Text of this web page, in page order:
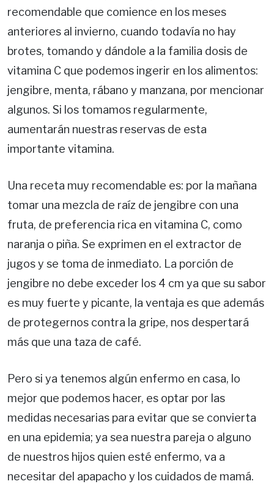
recomendable que comience en los meses
anteriores al invierno, cuando todavía no hay
brotes, tomando y dándole a la familia dosis de
vitamina C que podemos ingerir en los alimentos:
jengibre, menta, rábano y manzana, por mencionar
algunos. Si los tomamos regularmente,
aumentarán nuestras reservas de esta
importante vitamina.
Una receta muy recomendable es: por la mañana
tomar una mezcla de raíz de jengibre con una
fruta, de preferencia rica en vitamina C, como
naranja o piña. Se exprimen en el extractor de
jugos y se toma de inmediato. La porción de
jengibre no debe exceder los 4 cm ya que su sabor
es muy fuerte y picante, la ventaja es que además
de protegernos contra la gripe, nos despertará
más que una taza de café.
Pero si ya tenemos algún enfermo en casa, lo
mejor que podemos hacer, es optar por las
medidas necesarias para evitar que se convierta
en una epidemia; ya sea nuestra pareja o alguno
de nuestros hijos quien esté enfermo, va a
necesitar del apapacho y los cuidados de mamá.